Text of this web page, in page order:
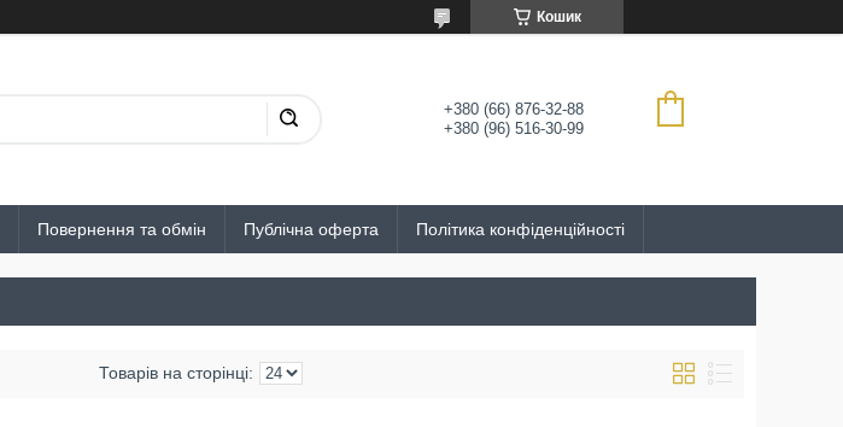
Кошик
+380 (66) 876-32-88
+380 (96) 516-30-99
Повернення та обмін Публічна оферта Політика конфіденційності